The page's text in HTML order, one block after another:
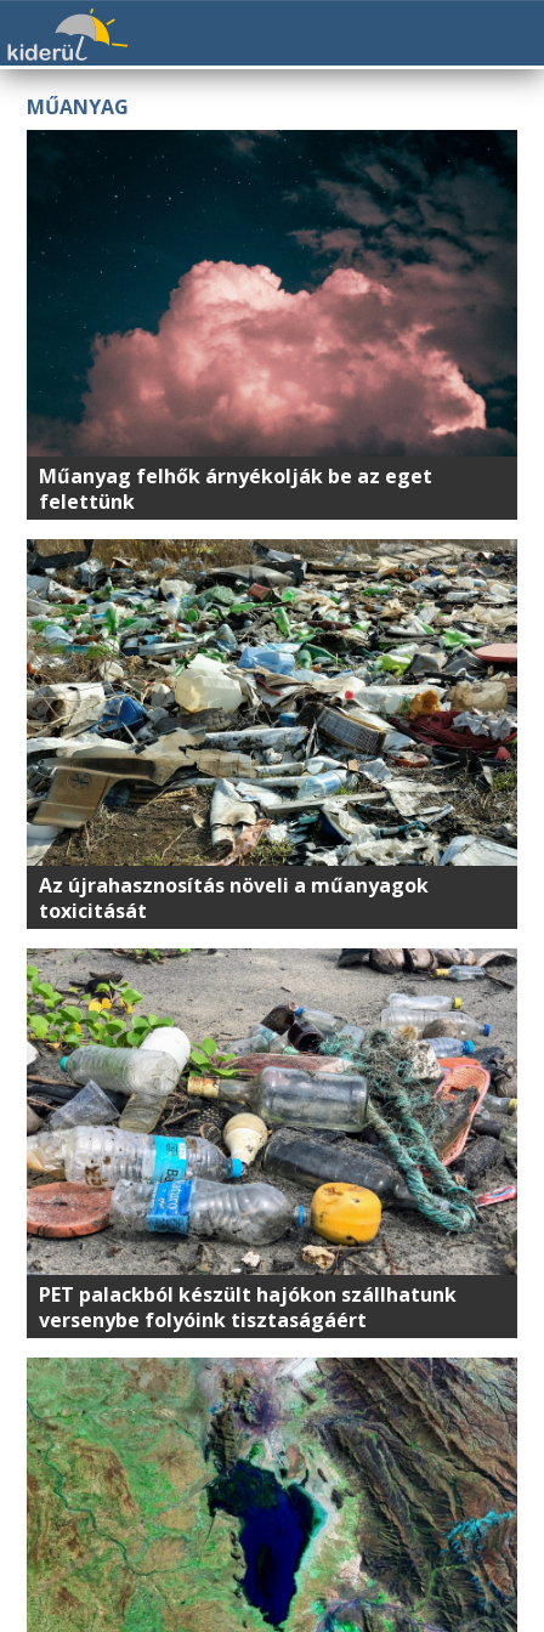
MŰANYAG
Műanyag felhők árnyékolják be az eget
felettünk
Az újrahasznosítás növeli a műanyagok
toxicitását
PET palackból készült hajókon szállhatunk
versenybe folyóink tisztaságáért